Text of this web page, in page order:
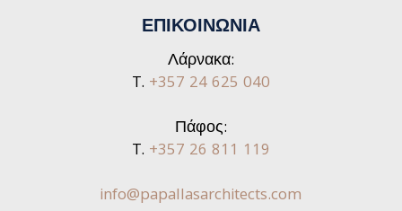
ΕΠΙΚΟΙΝΩΝΙΑ
Λάρνακα:
T. +357 24 625 040
Πάφος:
T. +357 26 811 119
info@papallasarchitects.com